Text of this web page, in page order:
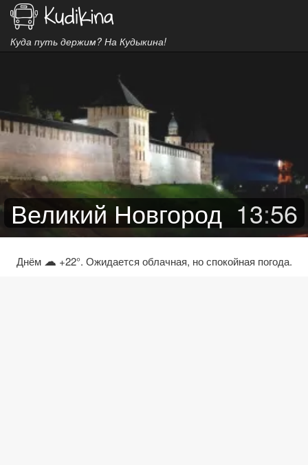
Куда путь держим? На Кудыкина!
Великий Новгород 13:56
Днём ☁ +22°. Ожидается облачная, но спокойная погода.